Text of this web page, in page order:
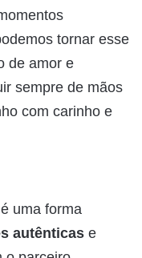
tornar esse
de amor e
sempre de mãos
com carinho e
uma forma
autênticas e